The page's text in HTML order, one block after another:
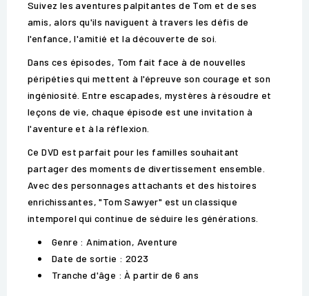
Suivez les aventures palpitantes de Tom et de ses
amis, alors qu'ils naviguent à travers les défis de
l'enfance, l'amitié et la découverte de soi.
Dans ces épisodes, Tom fait face à de nouvelles
péripéties qui mettent à l'épreuve son courage et son
ingéniosité. Entre escapades, mystères à résoudre et
leçons de vie, chaque épisode est une invitation à
l'aventure et à la réflexion.
Ce DVD est parfait pour les familles souhaitant
partager des moments de divertissement ensemble.
Avec des personnages attachants et des histoires
enrichissantes, "Tom Sawyer" est un classique
intemporel qui continue de séduire les générations.
Genre : Animation, Aventure
Date de sortie : 2023
Tranche d'âge : À partir de 6 ans